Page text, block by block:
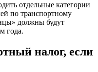
отдельные категории
по транспортному
должны будут
года.
налог, если